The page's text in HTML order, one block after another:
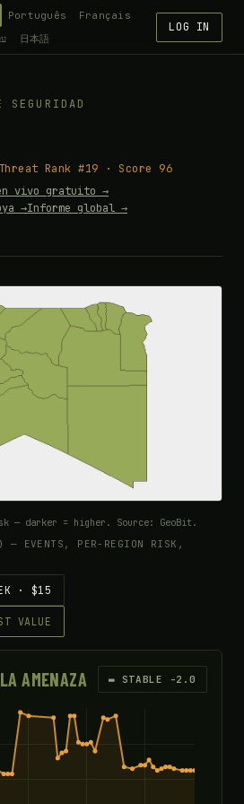
Português
Français
日本語
LOG IN
Rank #19 · Score 96
vivo gratuito →
→Informe global →
— darker = higher. Source: GeoBit.
— EVENTS, PER-REGION RISK,
· $15
VALUE
AMENAZA ▬ STABLE -2.0